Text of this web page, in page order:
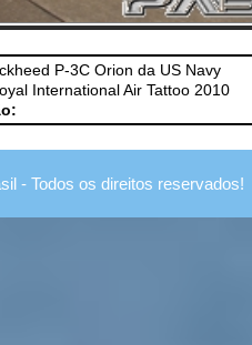
P-3C Orion da US Navy
International Air Tattoo 2010
- Todos os direitos reservados!